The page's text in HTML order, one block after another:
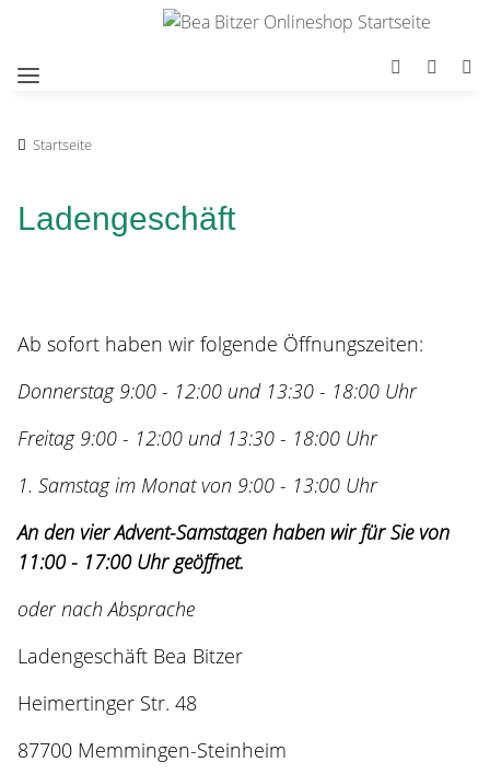
Startseite
Ladengeschäft
Ab sofort haben wir folgende Öffnungszeiten:
Donnerstag 9:00 - 12:00 und 13:30 - 18:00 Uhr
Freitag 9:00 - 12:00 und 13:30 - 18:00 Uhr
1. Samstag im Monat von 9:00 - 13:00 Uhr
An den vier Advent-Samstagen haben wir für Sie von
11:00 - 17:00 Uhr geöffnet.
oder nach Absprache
Ladengeschäft Bea Bitzer
Heimertinger Str. 48
87700 Memmingen-Steinheim